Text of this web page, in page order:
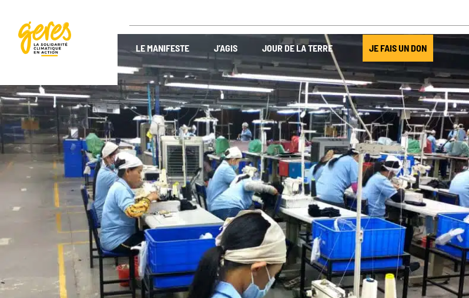
LE MANIFESTE J’AGIS JOUR DE LA TERRE JE FAIS UN DON
NOUS DÉCOUVRIR NOS ACTIONS S’INFORMER